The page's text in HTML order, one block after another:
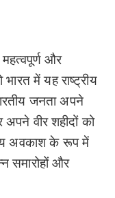
और
में यह राष्ट्रीय
जनता अपने
वीर शहीदों को
अवकाश के रूप में
समारोहों और